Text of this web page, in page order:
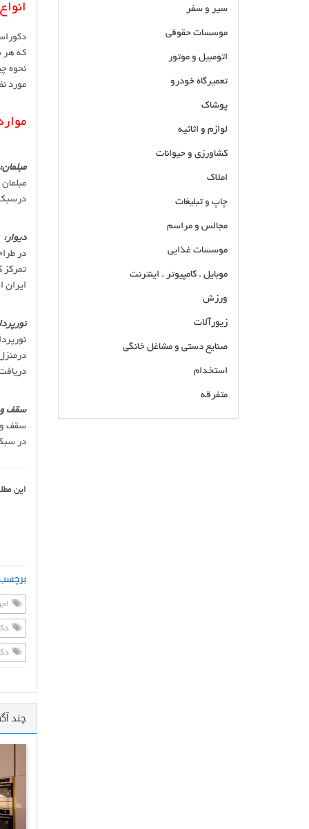
که هر
نحوه
مورد
درسبک
دیوار:
در
تمرکز
ایران
سقف
سقف و
در
این
چند
سیر و سفر
موسسات حقوقی
اتومبیل و موتور
تعمیرگاه خودرو
پوشاک
لوازم و اثاثیه
کشاورزی و حیوانات
املاک
چاپ و تبلیغات
مجالس و مراسم
موسسات غذایی
موبایل . کامپیوتر . اینترنت
ورزش
زیورآلات
صنایع دستی و مشاغل خانگی
استخدام
متفرقه